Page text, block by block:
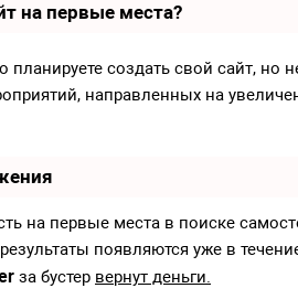
на первые места?
создать свой сайт, но
направленных на
на первые места в поиске
появляются уже в
за бустер вернут деньги.